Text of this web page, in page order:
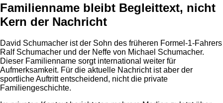
Familienname bleibt Begleittext, nicht
Kern der Nachricht
David Schumacher ist der Sohn des früheren Formel-1-Fahrers
Ralf Schumacher und der Neffe von Michael Schumacher.
Dieser Familienname sorgt international weiter für
Aufmerksamkeit. Für die aktuelle Nachricht ist aber der
sportliche Auftritt entscheidend, nicht die private
Familiengeschichte.